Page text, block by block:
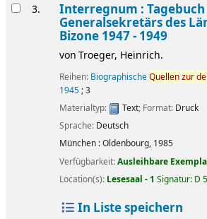
3. Interregnum : Tagebuch
Generalsekretärs des
Bizone 1947 - 1949
vonTroeger, Heinrich.
Reihen: BiographischeQuellenzur
1945; 3
Materialtyp:
Text; Format: Druck
Sprache: Deutsch
München :Oldenbourg, 1985
Verfügbarkeit:Ausleihbare
Location(s): Lesesaal - 1 Signatur: D
In Liste speichern